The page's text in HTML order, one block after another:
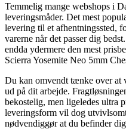
Temmelig mange webshops i
leveringsmåder. Det mest
levering til et afhentningssted,
varerne når det passer dig
endda ydermere den mest
Scierra Yosemite Neo 5mm
Du kan omvendt tænke over
ud på dit arbejde.
bekostelig, men ligeledes ultra
leveringsform vil dog
nødvendiggør at du befinder